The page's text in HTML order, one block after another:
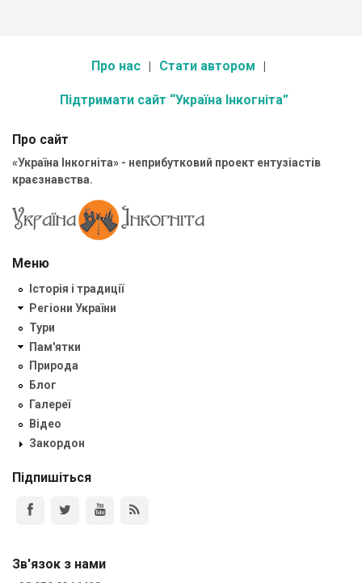
Про нас Стати автором
Підтримати сайт “Україна Інкогніта”
Про сайт
«Україна Інкогніта» - неприбутковий проект ентузіастів
краєзнавства.
Меню
Історія і традиції
Регіони України
Тури
Пам'ятки
Природа
Блог
Галереї
Відео
Закордон
Підпишіться
Зв'язок з нами